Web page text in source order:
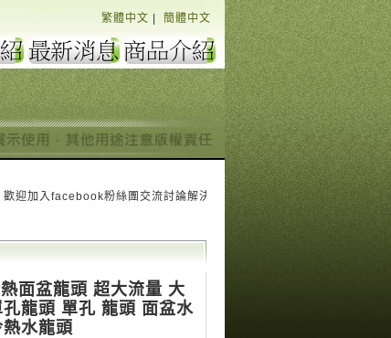
繁體中文 簡體中文
迎加入facebook粉絲團交流討論解決您水電問題大小事 也為我們加油
面盆龍頭 超大流量 大
龍頭 單孔 龍頭 面盆水
水龍頭